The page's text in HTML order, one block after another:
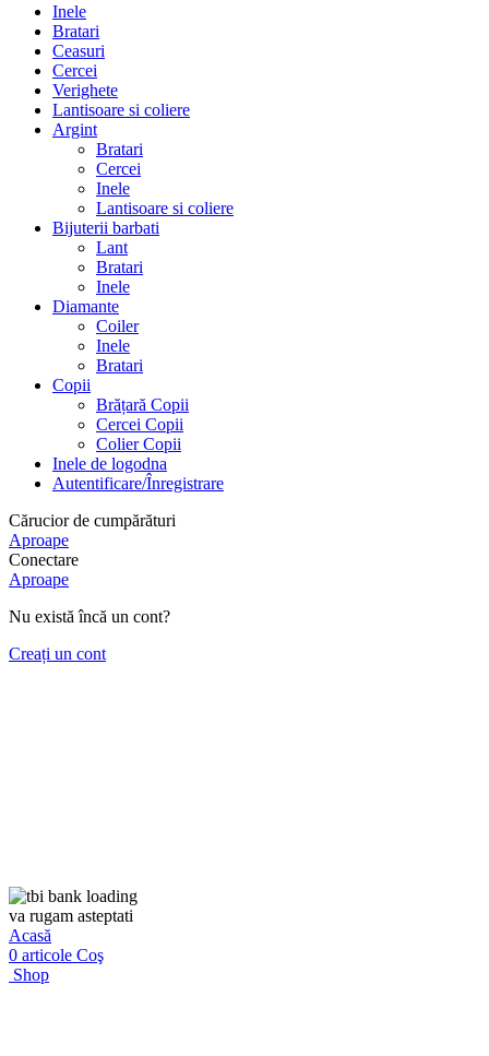
Inele
Bratari
Ceasuri
Cercei
Verighete
Lantisoare si coliere
Argint
Bratari
Cercei
Inele
Lantisoare si coliere
Bijuterii barbati
Lant
Bratari
Inele
Diamante
Coiler
Inele
Bratari
Copii
Brățară Copii
Cercei Copii
Colier Copii
Inele de logodna
Autentificare/Înregistrare
Cărucior de cumpărături
Aproape
Conectare
Aproape
Nu există încă un cont?
Creați un cont
va rugam asteptati
Acasă
0 articole Coş
Shop